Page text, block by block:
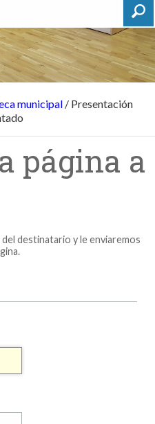
municipal / Presentación
página a
destinatario y le enviaremos